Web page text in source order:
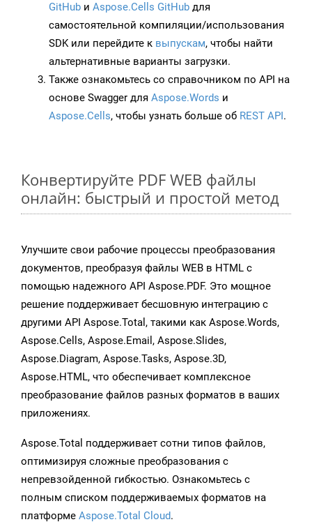
GitHub и Aspose.Cells GitHub для
самостоятельной компиляции/использования
SDK или перейдите к выпускам, чтобы найти
альтернативные варианты загрузки.
Также ознакомьтесь со справочником по API на
основе Swagger для Aspose.Words и
Aspose.Cells, чтобы узнать больше об REST API.
Конвертируйте PDF WEB файлы
онлайн: быстрый и простой метод
Улучшите свои рабочие процессы преобразования
документов, преобразуя файлы WEB в HTML с
помощью надежного API Aspose.PDF. Это мощное
решение поддерживает бесшовную интеграцию с
другими API Aspose.Total, такими как Aspose.Words,
Aspose.Cells, Aspose.Email, Aspose.Slides,
Aspose.Diagram, Aspose.Tasks, Aspose.3D,
Aspose.HTML, что обеспечивает комплексное
преобразование файлов разных форматов в ваших
приложениях.
Aspose.Total поддерживает сотни типов файлов,
оптимизируя сложные преобразования с
непревзойденной гибкостью. Ознакомьтесь с
полным списком поддерживаемых форматов на
платформе Aspose.Total Cloud.